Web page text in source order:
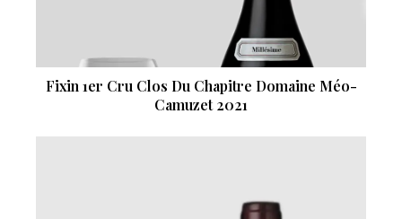
Fixin 1er Cru Clos Du Chapitre Domaine Méo-
Camuzet 2021